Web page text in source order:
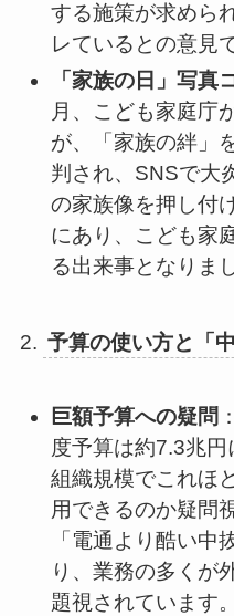
する施策が求めら
レているとの意見
「家族の日」写真
月、こども家庭庁
が、「家族の絆」
判され、SNSで大
の家族像を押し付
にあり、こども家
る出来事となりま
2. 予算の使い方と「
巨額予算への疑問
度予算は約7.3兆
組織規模でこれほ
用できるのか疑問
「電通より酷い中
り、業務の多くが
題視されています。